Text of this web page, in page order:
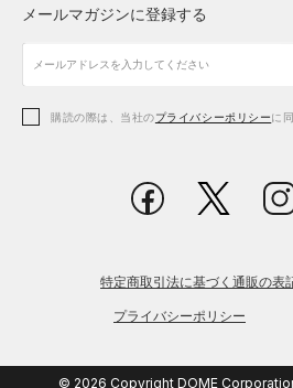
アクセサリー
アクセサリー
シューズ
アクセサリー
シューズ
メールマガジンに登録する
購読の際は、当社のプライバシーポリシーに
特定商取引法に基づく通販の表
プライバシーポリシー
© 2026 Copyright DOME